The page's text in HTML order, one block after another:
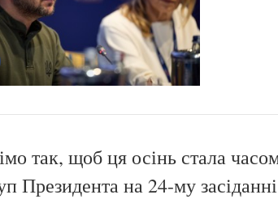
так, щоб ця осінь стала
Президента на 24-му